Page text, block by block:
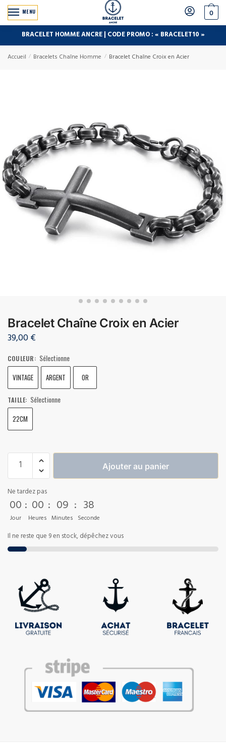
MENU 0
BRACELET HOMME ANCRE | CODE PROMO : « BRACELET10 »
Accueil / Bracelets Chaîne Homme / Bracelet Chaîne Croix en Acier
Bracelet Chaîne Croix en Acier
39,00€
COULEUR: Sélectionne
VINTAGE ARGENT OR
TAILLE: Sélectionne
22CM
Ajouter au panier
Ne tardez pas
00
Jour
: 00
Heures
: 09
Minutes
: 37
Seconde
Il ne reste que 9 en stock, dépêchez vous